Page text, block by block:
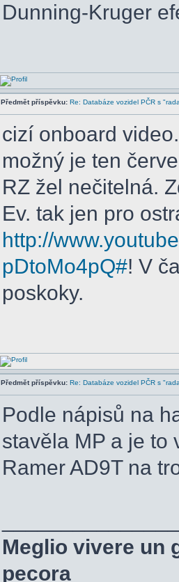
Dunning-Kruger
Předmět příspěvku: Re: Databáze vozidel PČR s
cizí onboard
možný je ten
RZ žel nečitelná.
Ev. tak jen pro
http://
pDtoMo4pQ#! V
poskoky.
Předmět příspěvku: Re: Databáze vozidel PČR s
Podle nápisů na
stavěla MP a je to
Ramer AD9T na
Meglio vivere un
pecora